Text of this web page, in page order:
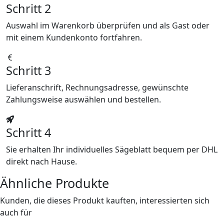
Schritt 2
Auswahl im Warenkorb überprüfen und als Gast oder
mit einem Kundenkonto fortfahren.
Schritt 3
Lieferanschrift, Rechnungsadresse, gewünschte
Zahlungsweise auswählen und bestellen.
Schritt 4
Sie erhalten Ihr individuelles Sägeblatt bequem per DHL
direkt nach Hause.
Ähnliche Produkte
Kunden, die dieses Produkt kauften, interessierten sich
auch für